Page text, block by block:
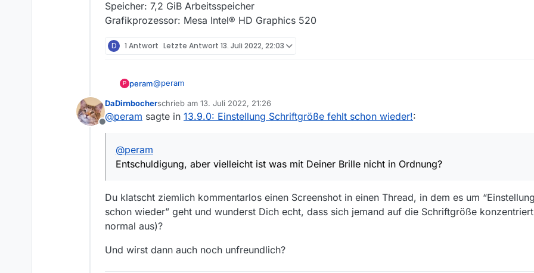
Speicher: 7,2 GiB Arbeitsspeicher
Grafikprozessor: Mesa Intel® HD Graphics 520
D 1 Antwort Letzte Antwort 13. Juli 2022, 22:03
P peram@peram
Entschuldigung, aber vielleicht ist was mit Deiner Brille nicht in Ordnung?
das ist ein hochauflösendes Bildschirmfoto!
Offline
DaDirnbocherschrieb am 13. Juli 2022, 21:26
zuletzt editiert von
@peram sagte in 13.9.0: Einstellung Schriftgröße fehlt schon wieder!:
@peram
Entschuldigung, aber vielleicht ist was mit Deiner Brille nicht in Ordnung?
Du klatscht ziemlich kommentarlos einen Screenshot in einen Thread, in dem es um
schon wieder” geht und wunderst Dich echt, dass sich jemand auf die Schriftgröße
normal aus)?
Und wirst dann auch noch unfreundlich?